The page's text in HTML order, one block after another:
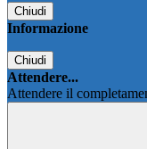
Chiudi
Informazione
Chiudi
Attendere...
Attendere il